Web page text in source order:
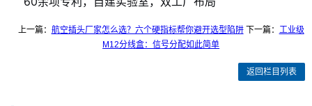
上一篇： 航空插头厂家怎么选？六个硬指标帮你避开选型陷阱下一篇： 工业级
M12分线盒：信号分配如此简单
返回栏目列表